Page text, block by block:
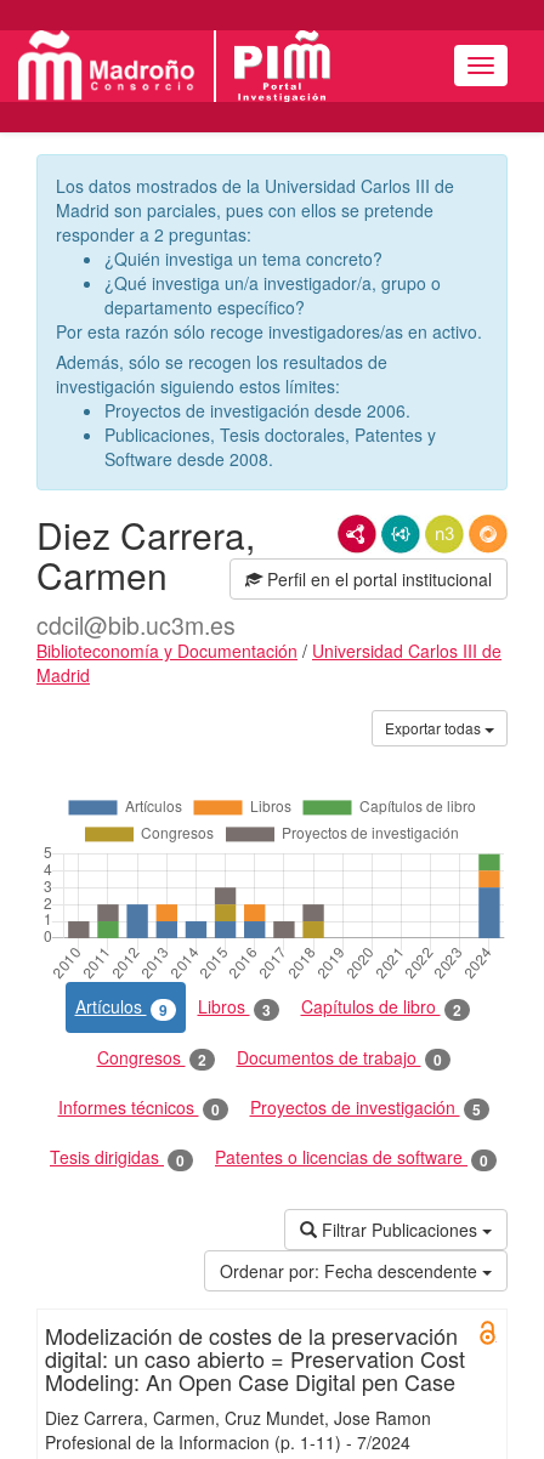
Menú
Los datos mostrados de la Universidad Carlos III de
Madrid son parciales, pues con ellos se pretende
responder a 2 preguntas:
¿Quién investiga un tema concreto?
¿Qué investiga un/a investigador/a, grupo o
departamento específico?
Por esta razón sólo recoge investigadores/as en activo.
Además, sólo se recogen los resultados de
investigación siguiendo estos límites:
Proyectos de investigación desde 2006.
Publicaciones, Tesis doctorales, Patentes y
Software desde 2008.
RDF/XMLJSON-LDN3/Turtle
Perfil en el portal institucional
Diez Carrera,
Carmen
cdcil@bib.uc3m.es
Biblioteconomía y Documentación / Universidad Carlos III de
Madrid
Exportar todas
Artículos 9 Libros 3 Capítulos de libro 2
Congresos 2 Documentos de trabajo 0
Informes técnicos 0 Proyectos de investigación 5
Tesis dirigidas 0 Patentes o licencias de software 0
Filtrar Publicaciones
Ordenar por: Fecha descendente
Modelización de costes de la preservación
digital: un caso abierto = Preservation Cost
Modeling: An Open Case Digital pen Case
Diez Carrera, Carmen Cruz Mundet, Jose Ramon
Profesional de la Informacion (p. 1-11) - 7/2024